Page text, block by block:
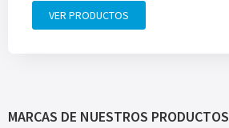
VER PRODUCTOS
MARCAS DE NUESTROS PRODUCTOS